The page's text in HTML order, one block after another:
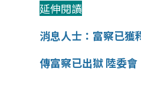
延伸閱讀
消息人士：富察已獲
傳富察已出獄 陸委